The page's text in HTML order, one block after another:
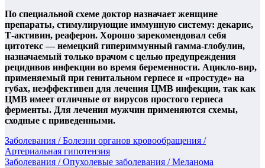
По специальной схеме доктор назначает женщине
препараты, стимулирующие иммунную систему: декарис,
Т-активин, реаферон. Хорошо зарекомендовал себя
цитотекс — немецкий гипериммунный гамма-глобулин,
назначаемый только врачом с целью предупреждения
рецидивов инфекции во время беременности. Ацикло-вир,
применяемый при генитальном герпесе и «простуде» на
губах, неэффективен для лечения ЦМВ инфекции, так как
ЦМВ имеет отличные от вирусов простого герпеса
ферменты. Для лечения мужчин применяются схемы,
сходные с приведенными.
Навигация
по
Заболевания / Болезни органов кровообращения /
Артериальная гипотензия
Заболевания / Опухолевые заболевания / Меланома